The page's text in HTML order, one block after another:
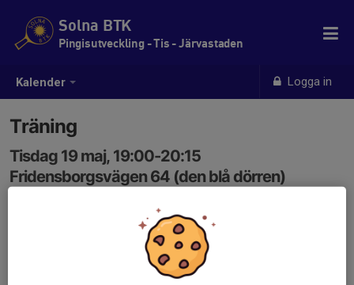
Kalender Logga in
Solna BTK
Pingisutveckling - Tis - Järvastaden
Träning
Tisdag 19 maj, 19:00-20:15
Fridensborgsvägen 64 (den blå dörren)